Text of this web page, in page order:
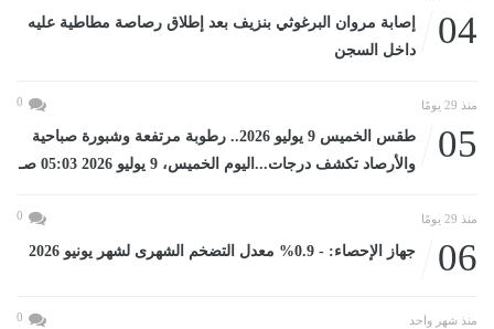
04
إصابة مروان البرغوثي بنزيف بعد إطلاق رصاصة مطاطية عليه
داخل السجن
منذ 29 يومًا 0
05
طقس الخميس 9 يوليو 2026.. رطوبة مرتفعة وشبورة صباحية
والأرصاد تكشف درجات...اليوم الخميس، 9 يوليو 2026 05:03 صـ
منذ 29 يومًا 0
06 جهاز الإحصاء: - 0.9% معدل التضخم الشهرى لشهر يونيو 2026
منذ شهر واحد 0